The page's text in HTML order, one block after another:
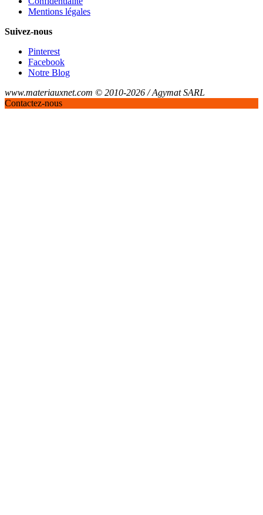
Mentions légales
Suivez-nous
Pinterest
Facebook
Notre Blog
www.materiauxnet.com © 2010-2026 / Agymat SARL
Contactez-nous